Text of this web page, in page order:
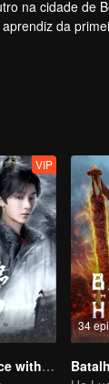
na cidade de
da
que a
VIP
Blade's Dance with You
34